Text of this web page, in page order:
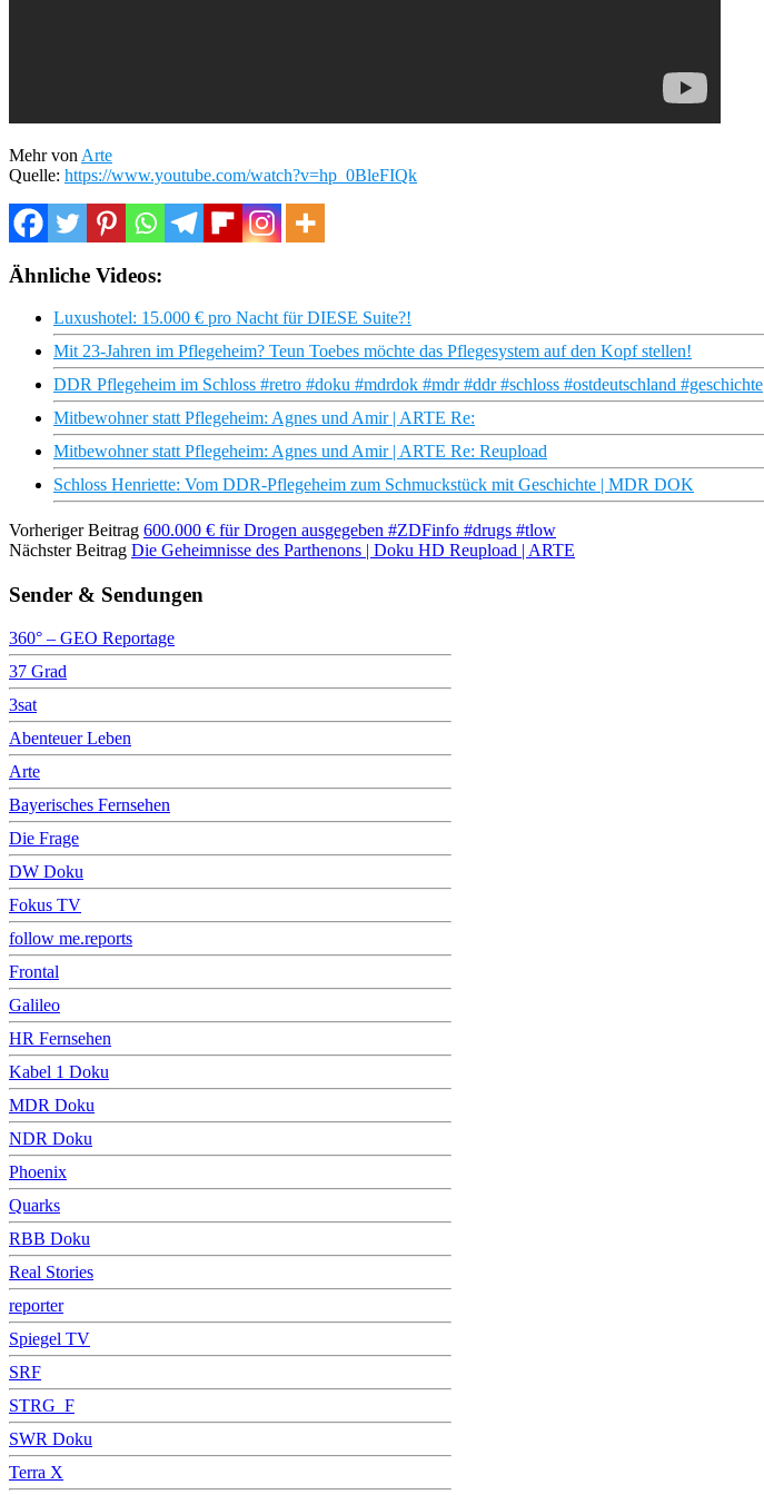
Mehr von Arte
Quelle: https://www.youtube.com/watch?v=hp_0BleFIQk
Ähnliche Videos:
Luxushotel: 15.000 € pro Nacht für DIESE Suite?!
Mit 23-Jahren im Pflegeheim? Teun Toebes möchte das Pflegesystem auf den Kopf stellen!
DDR Pflegeheim im Schloss #retro #doku #mdrdok #mdr #ddr #schloss #ostdeutschland #geschichte
Mitbewohner statt Pflegeheim: Agnes und Amir | ARTE Re:
Mitbewohner statt Pflegeheim: Agnes und Amir | ARTE Re: Reupload
Schloss Henriette: Vom DDR-Pflegeheim zum Schmuckstück mit Geschichte | MDR DOK
Vorheriger Beitrag 600.000 € für Drogen ausgegeben #ZDFinfo #drugs #tlow
Nächster Beitrag Die Geheimnisse des Parthenons | Doku HD Reupload | ARTE
Sender & Sendungen
360° – GEO Reportage
37 Grad
3sat
Abenteuer Leben
Arte
Bayerisches Fernsehen
Die Frage
DW Doku
Fokus TV
follow me.reports
Frontal
Galileo
HR Fernsehen
Kabel 1 Doku
MDR Doku
NDR Doku
Phoenix
Quarks
RBB Doku
Real Stories
reporter
Spiegel TV
SRF
STRG_F
SWR Doku
Terra X